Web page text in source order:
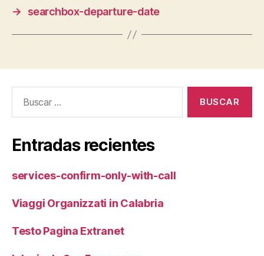
→
searchbox-departure-date
Entradas recientes
services-confirm-only-with-call
Viaggi Organizzati in Calabria
Testo Pagina Extranet